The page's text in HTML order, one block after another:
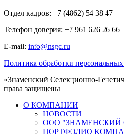
Отдел кадров: +7 (4862) 54 38 47
Телефон доверия: +7 961 626 26 66
E-mail: info@nsgc.ru
Политика обработки
«Знаменский Селекционно-
права защищены
О КОМПАНИИ
НОВОСТИ
ООО "ЗНАМЕНСКИЙ
ПОРТФОЛИО